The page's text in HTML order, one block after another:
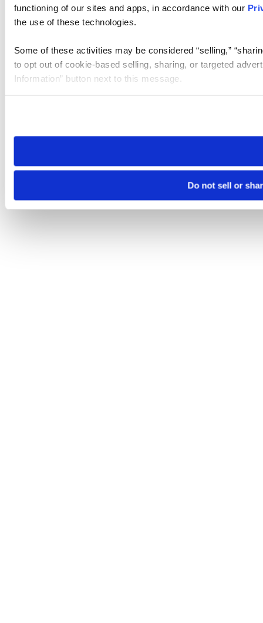
functioning of our sites and apps, in accordance with our
the use of these technologies.
Some of these activities may be considered “selling,”
to opt out of cookie-based selling, sharing, or targeted
Information” button next to this message.
need to be set again.
Do not sell or